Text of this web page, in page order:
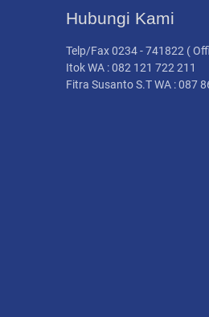
Hubungi Kami
Telp/Fax 0234 - 741822 (
Itok WA : 082 121 722 211
Fitra Susanto S.T WA : 087